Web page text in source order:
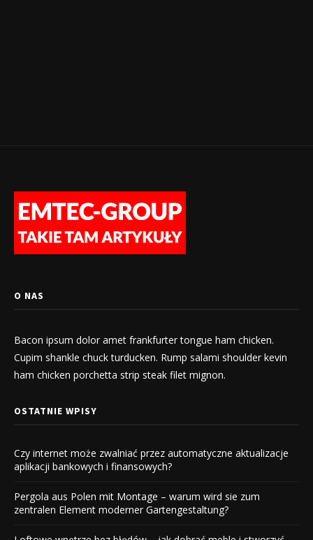
O NAS
Bacon ipsum dolor amet frankfurter tongue ham chicken.
Cupim shankle chuck turducken. Rump salami shoulder kevin
ham chicken porchetta strip steak filet mignon.
OSTATNIE WPISY
Czy internet może zwalniać przez automatyczne aktualizacje
aplikacji bankowych i finansowych?
Pergola aus Polen mit Montage – warum wird sie zum
zentralen Element moderner Gartengestaltung?